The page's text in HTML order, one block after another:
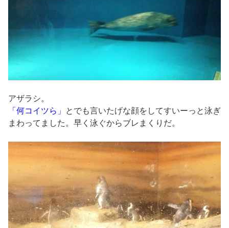
アザラシ。
「何コイツら」
とでも言いたげな顔をしてすいーっと泳ぎ
まわってました。早く泳ぐからブレまくりだ。